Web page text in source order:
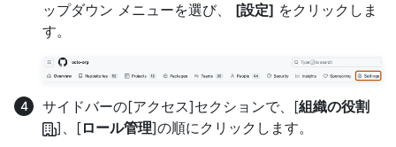
ップダウン メニューを選び、 [設定] をクリックしま
す。
サイドバーの[アクセス]セクションで、[組織の役割
]、[ロール管理]の順にクリックします。